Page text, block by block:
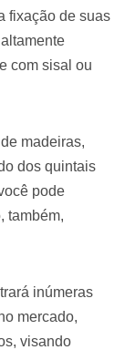
fixação de suas
com sisal ou
madeiras,
dos quintais
pode
também,
inúmeras
mercado,
visando